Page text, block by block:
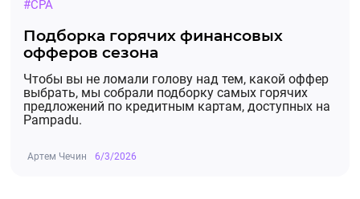
#CPA
Подборка горячих финансовых
офферов сезона
Чтобы вы не ломали голову над тем, какой оффер
выбрать, мы собрали подборку самых горячих
предложений по кредитным картам, доступных на
Pampadu.
Артем Чечин 6/3/2026